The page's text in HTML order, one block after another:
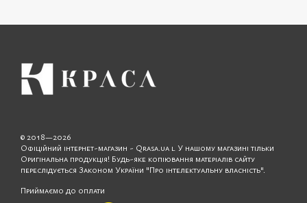
© 2018—2026
Офіційний інтернет-магазин - Qrasa.ua l У нашому магазині тільки
Оригінальна продукція! Будь-яке копіювання матеріалів сайту
переслідується Законом України "Про інтелектуальну власність".
Приймаємо до оплати